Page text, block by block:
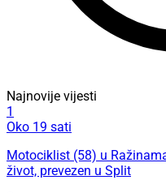
Najnovije vijesti
1
Oko 19 sati
Motociklist (58) u
život, prevezen u Split